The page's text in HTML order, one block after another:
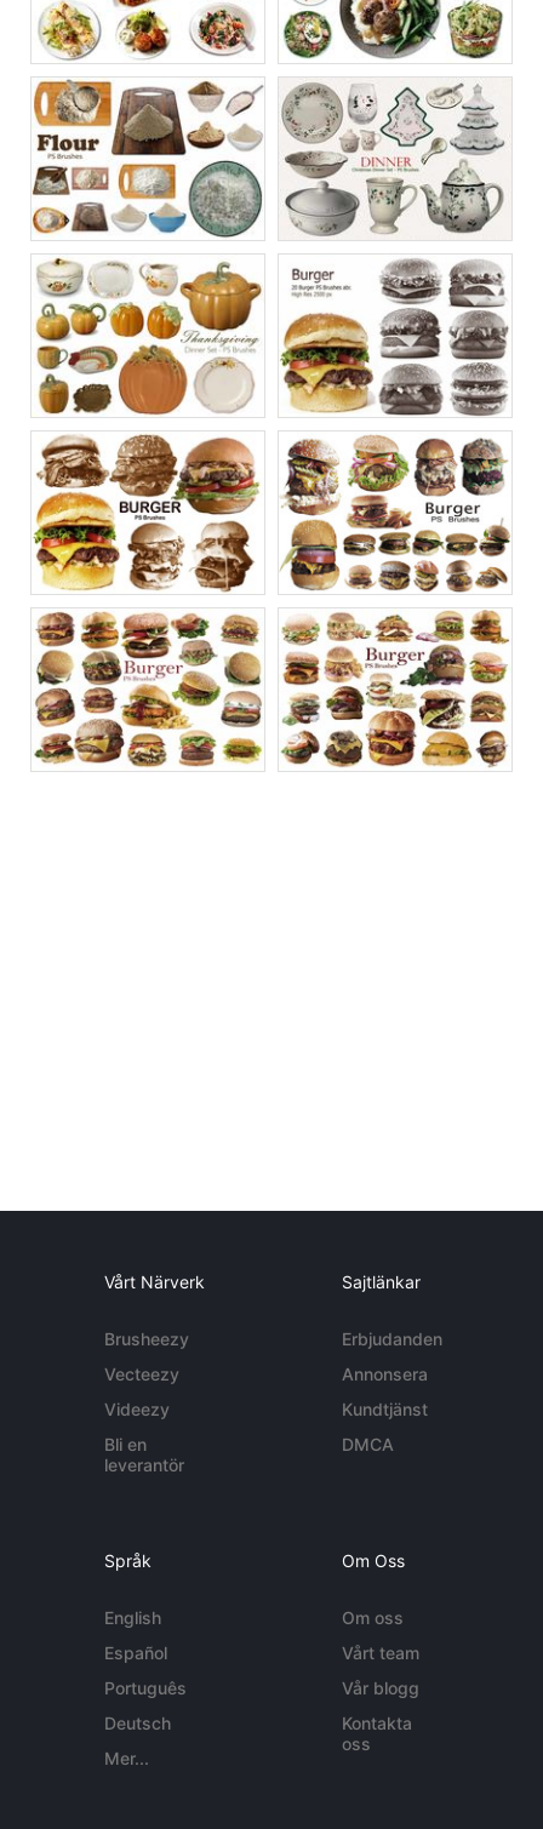
Vårt Närverk
Brusheezy
Vecteezy
Videezy
Bli en
leverantör
Sajtlänkar
Erbjudanden
Annonsera
Kundtjänst
DMCA
Språk
English
Español
Português
Deutsch
Mer...
Om Oss
Om oss
Vårt team
Vår blogg
Kontakta
oss